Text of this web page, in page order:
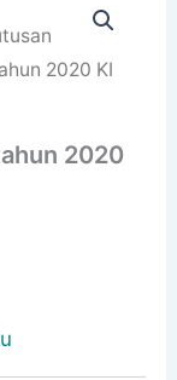
2020 KI
2020